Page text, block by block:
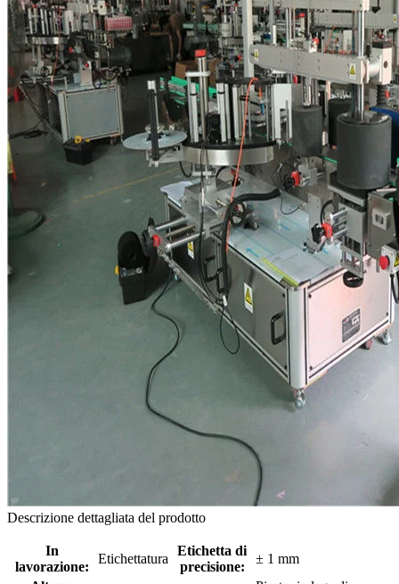
Descrizione dettagliata del prodotto
In
lavorazione:
Etichettatura
Etichetta di
precisione:
± 1 mm